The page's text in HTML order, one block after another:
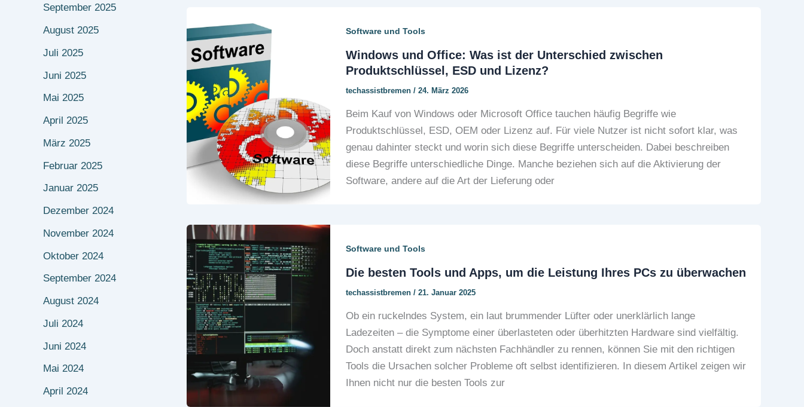
September 2025
August 2025
Juli 2025
Juni 2025
Mai 2025
April 2025
März 2025
Februar 2025
Januar 2025
Dezember 2024
November 2024
Oktober 2024
September 2024
August 2024
Juli 2024
Juni 2024
Mai 2024
April 2024
Software und Tools
Windows und Office: Was ist der Unterschied zwischen
Produktschlüssel, ESD und Lizenz?
techassistbremen / 24. März 2026
Beim Kauf von Windows oder Microsoft Office tauchen häufig Begriffe wie
Produktschlüssel, ESD, OEM oder Lizenz auf. Für viele Nutzer ist nicht sofort klar, was
genau dahinter steckt und worin sich diese Begriffe unterscheiden. Dabei beschreiben
diese Begriffe unterschiedliche Dinge. Manche beziehen sich auf die Aktivierung der
Software, andere auf die Art der Lieferung oder
Software und Tools
Die besten Tools und Apps, um die Leistung Ihres PCs zu überwachen
techassistbremen / 21. Januar 2025
Ob ein ruckelndes System, ein laut brummender Lüfter oder unerklärlich lange
Ladezeiten – die Symptome einer überlasteten oder überhitzten Hardware sind vielfältig.
Doch anstatt direkt zum nächsten Fachhändler zu rennen, können Sie mit den richtigen
Tools die Ursachen solcher Probleme oft selbst identifizieren. In diesem Artikel zeigen wir
Ihnen nicht nur die besten Tools zur